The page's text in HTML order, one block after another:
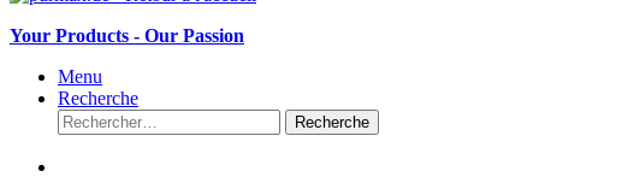
Your Products - Our Passion
Menu
Recherche
Recherche